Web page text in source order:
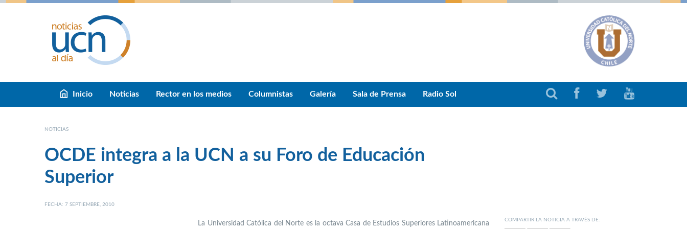
Inicio Noticias Rector en los medios Columnistas Galería Sala de Prensa Radio Sol
NOTICIAS
OCDE integra a la UCN a su Foro de Educación
Superior
FECHA: 7 SEPTIEMBRE, 2010
La Universidad Católica del Norte es la octava Casa de Estudios Superiores Latinoamericana COMPARTIR LA NOTICIA A TRAVÉS DE: